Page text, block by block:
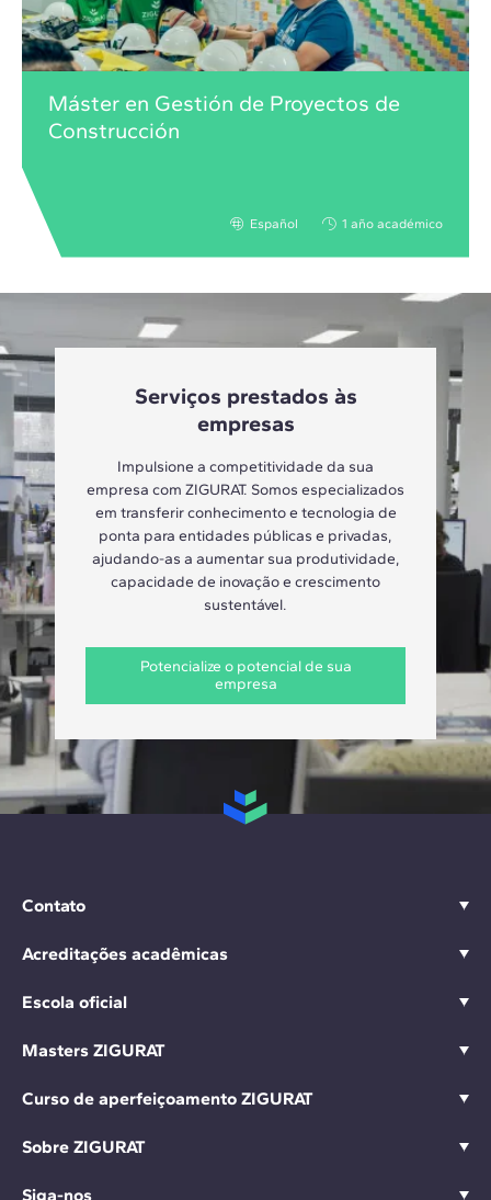
Máster en Gestión de Proyectos de
Construcción
Español 1 año académico
Serviços prestados às
empresas
Impulsione a competitividade da sua
empresa com ZIGURAT. Somos especializados
em transferir conhecimento e tecnologia de
ponta para entidades públicas e privadas,
ajudando-as a aumentar sua produtividade,
capacidade de inovação e crescimento
sustentável.
Potencialize o potencial de sua
empresa
Contato
Acreditações acadêmicas
Escola oficial
Masters ZIGURAT
Curso de aperfeiçoamento ZIGURAT
Sobre ZIGURAT
Siga-nos